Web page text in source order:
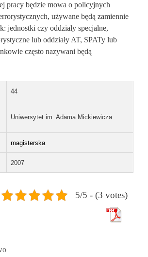
pracy będzie mowa o policyjnych
używane będą zamiennie
jednostki czy oddziały specjalne,
lub oddziały AT, SPATy lub
często nazywani będą
44
Uniwersytet im. Adama Mickiewicza
magisterska
2007
5/5 - (3 votes)